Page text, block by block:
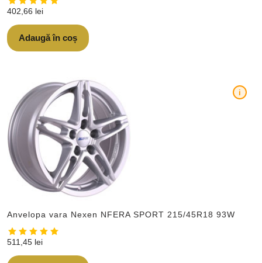
402,66 lei
Adaugă în coș
Anvelopa vara Nexen NFERA SPORT 215/45R18 93W
i
511,45 lei